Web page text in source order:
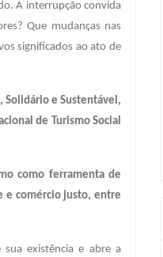
A interrupção convida
Que mudanças nas
significados ao ato de
Solidário e Sustentável,
de Turismo Social
como ferramenta de
e comércio justo, entre
existência e abre a